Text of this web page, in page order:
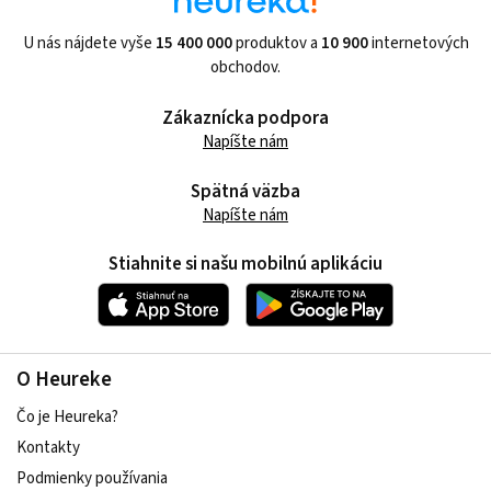
U nás nájdete vyše 15 400 000produktov a 10 900internetových
obchodov.
O Heureke
Čo je Heureka?
Kontakty
Podmienky používania
Zákaznícka podpora
Napíšte nám
Spätná väzba
Napíšte nám
Stiahnite si našu mobilnú aplikáciu